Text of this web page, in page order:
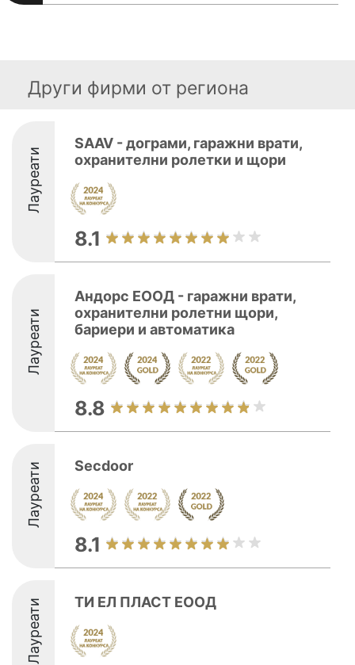
Други фирми от региона
Лауреати
SAAV - дограми, гаражни врати,
охранителни ролетки и щори
8.1
Лауреати
Андорс ЕООД - гаражни врати,
охранителни ролетни щори,
бариери и автоматика
8.8
Лауреати Secdoor
8.1
Лауреати ТИ ЕЛ ПЛАСТ ЕООД